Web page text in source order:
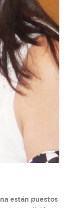
están puestos